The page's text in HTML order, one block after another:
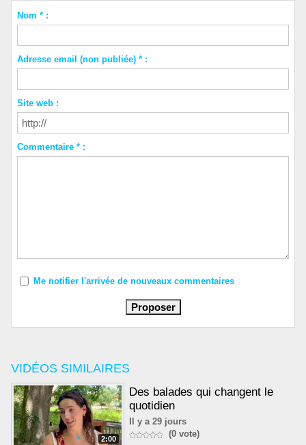
VIDÉOS SIMILAIRES
2:00
Des balades qui changent le
quotidien
Il y a 29 jours
(0 vote)
Nom * :
Adresse email (non publiée) * :
Site web :
Commentaire * :
Me notifier l'arrivée de nouveaux commentaires